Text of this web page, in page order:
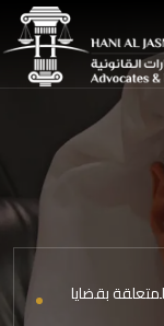
بقضايا